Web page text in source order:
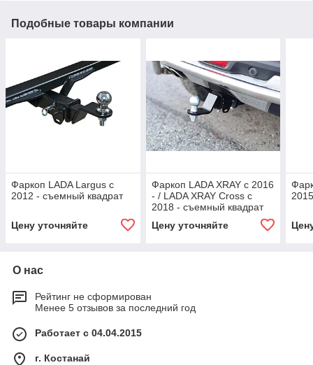
Подобные товары компании
Фаркоп LADA Largus с
2012 - съемный квадрат
Цену уточняйте
Фаркоп LADA XRAY с 2016
- / LADA XRAY Cross c
2018 - съемный квадрат
Цену уточняйте
О нас
Рейтинг не сформирован
Менее 5 отзывов за последний год
Работает с 04.04.2015
г. Костанай